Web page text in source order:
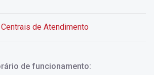
de Atendimento
de funcionamento: